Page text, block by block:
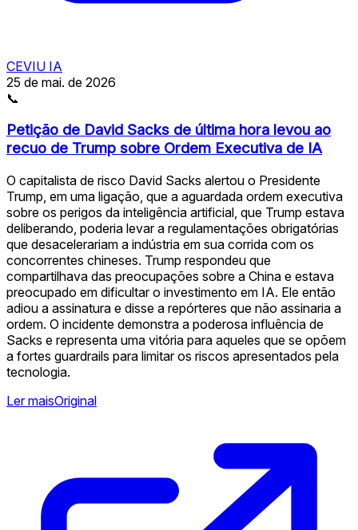
CEVIU IA
25 de mai. de 2026
📞
Petição de David Sacks de última hora levou ao
recuo de Trump sobre Ordem Executiva de IA
O capitalista de risco David Sacks alertou o Presidente
Trump, em uma ligação, que a aguardada ordem executiva
sobre os perigos da inteligência artificial, que Trump estava
deliberando, poderia levar a regulamentações obrigatórias
que desacelerariam a indústria em sua corrida com os
concorrentes chineses. Trump respondeu que
compartilhava das preocupações sobre a China e estava
preocupado em dificultar o investimento em IA. Ele então
adiou a assinatura e disse a repórteres que não assinaria a
ordem. O incidente demonstra a poderosa influência de
Sacks e representa uma vitória para aqueles que se opõem
a fortes guardrails para limitar os riscos apresentados pela
tecnologia.
Ler maisOriginal